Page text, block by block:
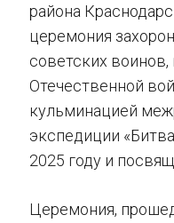
района
церемония
советских
Отечественной
кульминацией
экспедиции
2025 году и
Церемония,